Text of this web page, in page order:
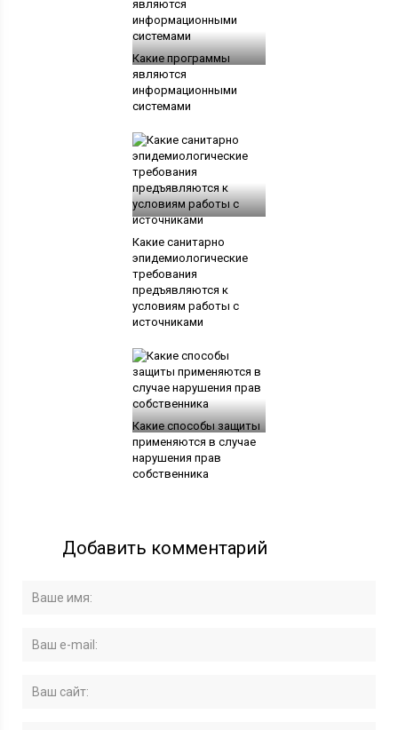
Какие программы
являются
информационными
системами
Какие санитарно
эпидемиологические
требования
предъявляются к
условиям работы с
источниками
Какие способы защиты
применяются в случае
нарушения прав
собственника
Добавить комментарий